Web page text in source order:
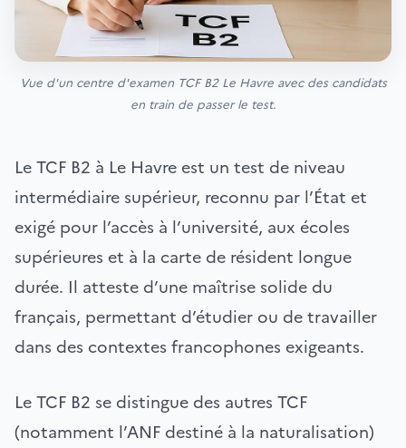
Vue d'un centre d'examen TCF B2 Le Havre avec des candidats
en train de passer le test.
Le TCF B2 à Le Havre est un test de niveau
intermédiaire supérieur, reconnu par l’État et
exigé pour l’accès à l’université, aux écoles
supérieures et à la carte de résident longue
durée. Il atteste d’une maîtrise solide du
français, permettant d’étudier ou de travailler
dans des contextes francophones exigeants.
Le TCF B2 se distingue des autres TCF
(notamment l’ANF destiné à la naturalisation)